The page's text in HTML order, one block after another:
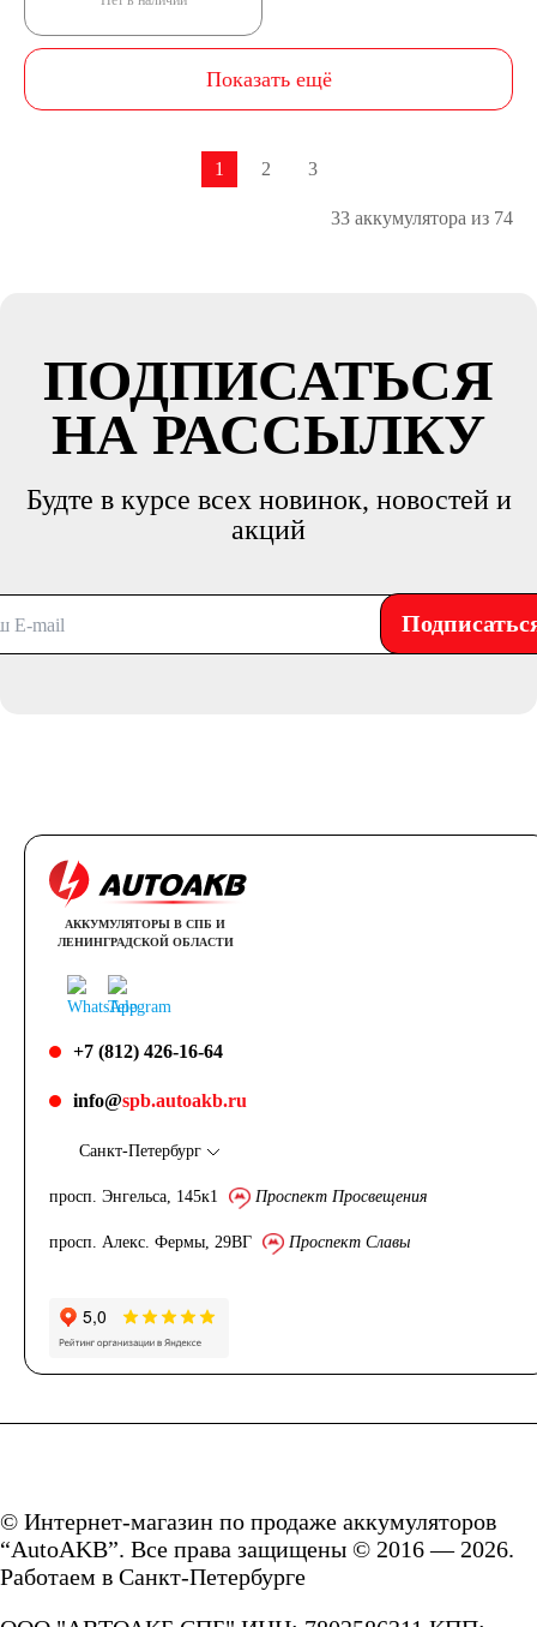
Показать ещё
1 2 3
33 аккумулятора из 74
ПОДПИСАТЬСЯ
НА РАССЫЛКУ
Будте в курсе всех новинок, новостей и
акций
АККУМУЛЯТОРЫ В СПБ И
ЛЕНИНГРАДСКОЙ ОБЛАСТИ
+7 (812) 426-16-64
info@spb.autoakb.ru
Санкт-Петербург
просп. Энгельса, 145к1 Проспект Просвещения
просп. Алекс. Фермы, 29ВГ Проспект Славы
© Интернет-магазин по продаже аккумуляторов
“AutoAKB”. Все права защищены © 2016 — 2026.
Работаем в Санкт-Петербурге